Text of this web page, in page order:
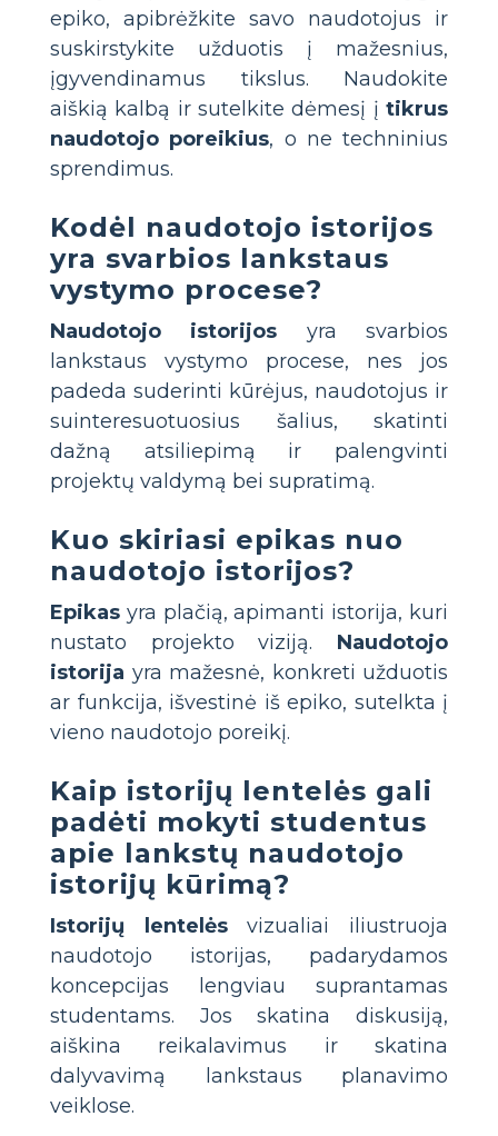
epiko, apibrėžkite savo naudotojus ir
suskirstykite užduotis į mažesnius,
įgyvendinamus tikslus. Naudokite
aiškią kalbą ir sutelkite dėmesį į tikrus
naudotojo poreikius, o ne techninius
sprendimus.
Kodėl naudotojo istorijos
yra svarbios lankstaus
vystymo procese?
Naudotojo istorijos yra svarbios
lankstaus vystymo procese, nes jos
padeda suderinti kūrėjus, naudotojus ir
suinteresuotuosius šalius, skatinti
dažną atsiliepimą ir palengvinti
projektų valdymą bei supratimą.
Kuo skiriasi epikas nuo
naudotojo istorijos?
Epikas yra plačią, apimanti istorija, kuri
nustato projekto viziją. Naudotojo
istorija yra mažesnė, konkreti užduotis
ar funkcija, išvestinė iš epiko, sutelkta į
vieno naudotojo poreikį.
Kaip istorijų lentelės gali
padėti mokyti studentus
apie lankstų naudotojo
istorijų kūrimą?
Istorijų lentelėsvizualiai iliustruoja
naudotojo istorijas, padarydamos
koncepcijas lengviau suprantamas
studentams. Jos skatina diskusiją,
aiškina reikalavimus ir skatina
dalyvavimą lankstaus planavimo
veiklose.